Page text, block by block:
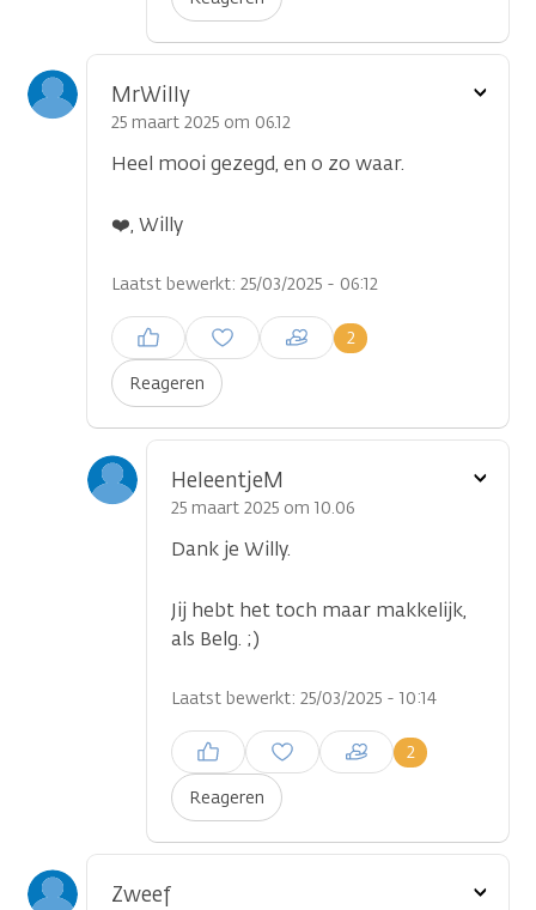
MrWilly
25 maart 2025 om 06.12
Heel mooi gezegd, en o zo waar.
❤️, Willy
Laatst bewerkt: 25/03/2025 - 06:12
Reageren
2
Inloggen om een reactie te
plaatsen
Toon
HeleentjeM
25 maart 2025 om 10.06
Dank je Willy.
Jij hebt het toch maar makkelijk,
als Belg. ;)
Laatst bewerkt: 25/03/2025 - 10:14
Reageren
2
Inloggen om een reactie te
plaatsen
Toon
Zweef
Toon